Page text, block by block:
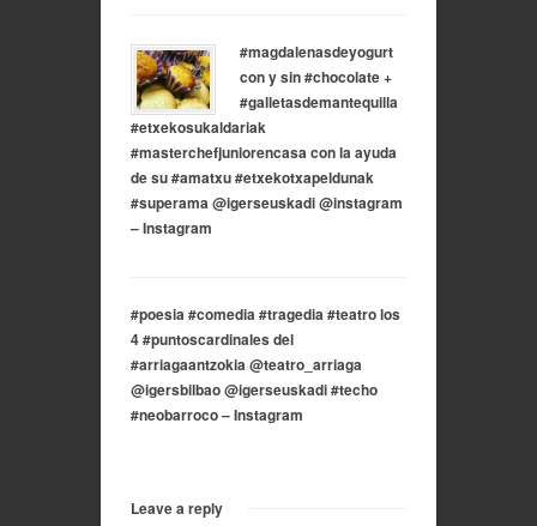
#magdalenasdeyogurt
con y sin #chocolate +
#galletasdemantequilla
#etxekosukaldariak
#masterchefjuniorencasa con la ayuda
de su #amatxu #etxekotxapeldunak
#superama @igerseuskadi @instagram
– Instagram
#poesia #comedia #tragedia #teatro los
4 #puntoscardinales del
#arriagaantzokia @teatro_arriaga
@igersbilbao @igerseuskadi #techo
#neobarroco – Instagram
Leave a reply